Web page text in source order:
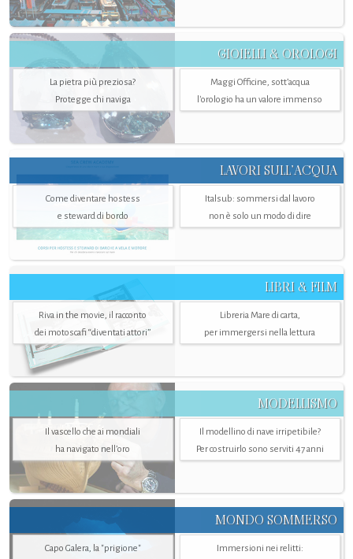
GIOIELLI & OROLOGI
La pietra più preziosa?
Protegge chi naviga
Maggi Officine, sott’acqua
l'orologio ha un valore immenso
LAVORI SULL’ACQUA
Come diventare hostess
e steward di bordo
Italsub: sommersi dal lavoro
non è solo un modo di dire
LIBRI & FILM
Riva in the movie, il racconto
dei motoscafi “diventati attori”
Libreria Mare di carta,
per immergersi nella lettura
MODELLISMO
Il vascello che ai mondiali
ha navigato nell’oro
Il modellino di nave irripetibile?
Per costruirlo sono serviti 47 anni
MONDO SOMMERSO
Capo Galera, la "prigione"
Immersioni nei relitti: